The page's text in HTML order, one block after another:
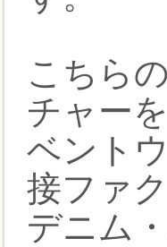
こちら
チャー
ベント
接ファ
デニム